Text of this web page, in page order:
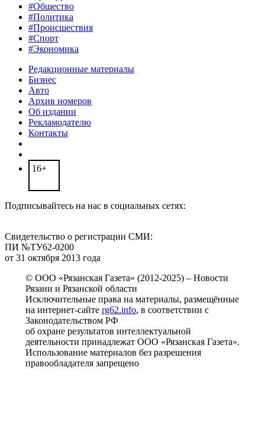
#Общество
#Политика
#Происшествия
#Спорт
#Экономика
Редакционные материалы
Бизнес
Авто
Архив номеров
Об издании
Рекламодателю
Контакты
16+
Подписывайтесь на нас в социальных сетях:
Свидетельство о регистрации СМИ:
ПИ №ТУ62-0200
от 31 октября 2013 года
© ООО «Рязанская Газета» (2012-2025) – Новости
Рязани и Рязанской области
Исключительные права на материалы, размещённые
на интернет-сайте rg62.info, в соответствии с
Законодательством РФ
об охране результатов интеллектуальной
деятельности принадлежат ООО «Рязанская Газета».
Использование материалов без разрешения
правообладателя запрещено